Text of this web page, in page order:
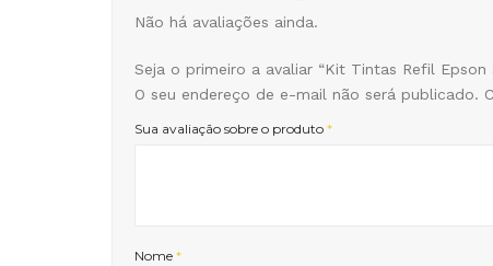
Não há avaliações ainda.
Seja o primeiro a avaliar “Kit Tintas Refil Epson
O seu endereço de e-mail não será publicado.
Sua avaliação sobre o produto *
Nome *